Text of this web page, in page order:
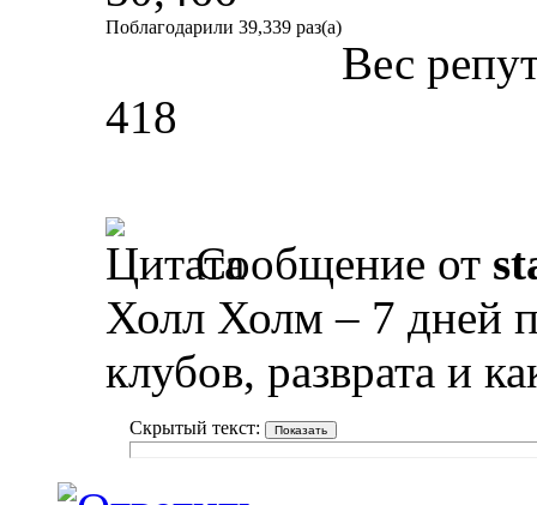
Поблагодарили 39,339 раз(а)
Вес
418
Сообщение от
Холл Холм – 7 дней
клубов, разврата и
Скрытый текст: